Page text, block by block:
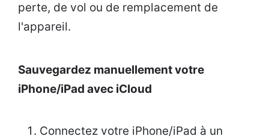
perte, de vol ou de remplacement de
l'appareil.
Sauvegardez manuellement votre
iPhone/iPad avec iCloud
Connectez votre iPhone/iPad à un